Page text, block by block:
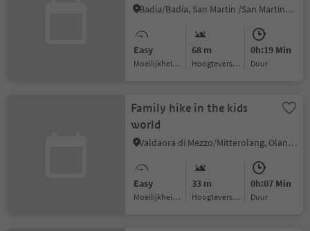
Badia/Badia, San Martin /San Martino, Dolomites Region Kronplatz/Plan de Corones
Easy
Moeilijkheidsgraad
68 m
Hoogteverschil
0h:19 Min
Duur
Family hike in the kids
world
Valdaora di Mezzo/Mitterolang, Olang/Valdaora, Dolomites Region Kronplatz/Plan de Corones
Easy
Moeilijkheidsgraad
33 m
Hoogteverschil
0h:07 Min
Duur